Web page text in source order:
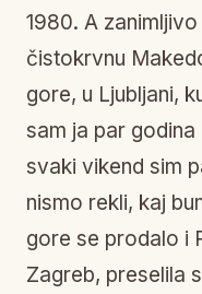
1980. A
čistokrvnu
gore, u Ljubljani,
sam ja par
svaki vikend sim
nismo rekli, kaj
gore se prodalo i
Zagreb, preselila